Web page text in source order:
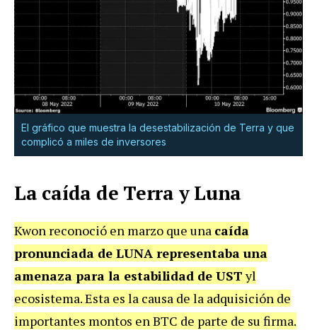
El gráfico que muestra la desestabilización de Terra y que
complicó a miles de inversores
La caída de Terra y Luna
Kwon reconoció en marzo que una caída
pronunciada de LUNA representaba una
amenaza para la estabilidad de USTyl
ecosistema. Esta es la causa de la adquisición de
importantes montos en BTC de parte de su firma.